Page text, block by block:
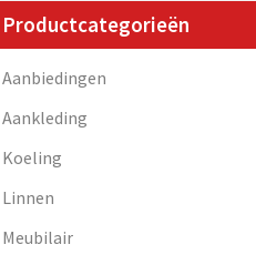
Productcategorieën
Aanbiedingen
Aankleding
Koeling
Linnen
Meubilair